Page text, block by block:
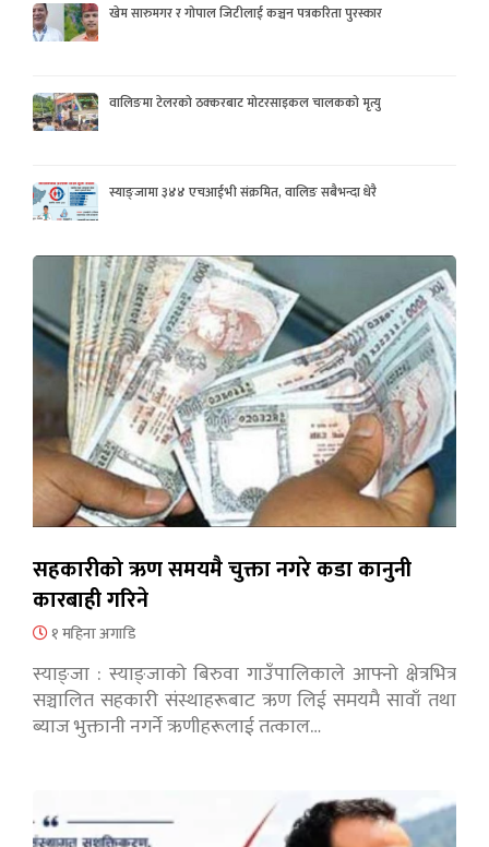
खेम सारुमगर र गोपाल जिटीलाई कञ्चन पत्रकरिता पुरस्कार
वालिङमा टेलरको ठक्करबाट मोटरसाइकल चालकको मृत्यु
स्याङ्जामा ३४४ एचआईभी संक्रमित, वालिङ सबैभन्दा धेरै
सहकारीको ऋण समयमै चुक्ता नगरे कडा कानुनी
कारबाही गरिने
१ महिना अगाडि
स्याङ्जा : स्याङ्जाको बिरुवा गाउँपालिकाले आफ्नो क्षेत्रभित्र
सञ्चालित सहकारी संस्थाहरूबाट ऋण लिई समयमै सावाँ तथा
ब्याज भुक्तानी नगर्ने ऋणीहरूलाई तत्काल…